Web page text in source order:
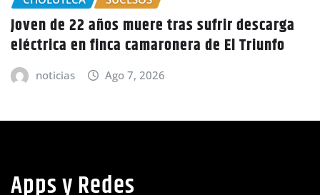
GOBIERNO HONDURAS NACIONALES
CIDH escucha denuncias por uso de juicios
políticos y debilidad de la independencia
noticias Ago 6, 2026